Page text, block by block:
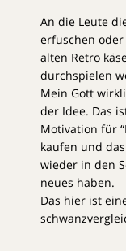
An die Leute
erfuschen
alten Retro
durchspielen
Mein Gott
der Idee. Das
Motivation für
kaufen und
wieder in den
neues haben.
Das hier ist